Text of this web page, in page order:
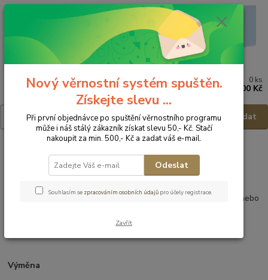
Menu
Hledat
0 ks
0,00 Kč
Výměna, vrácení
Pokud se Vám zboží zakoupené v eshopu nelíbí, dítěti nesedí nebo
vrátit do 14 dnů od doručení.
Výměna
Nový věrnostní systém spuštěn.
Získejte slevu ...
Při první objednávce po spuštění věrnostního programu
může i náš stálý zákazník získat slevu 50,- Kč. Stačí
nakoupit za min. 500,- Kč a zadat váš e-mail.
Odeslat
Souhlasím se zpracováním osobních údajů pro účely registrace.
Zavřít